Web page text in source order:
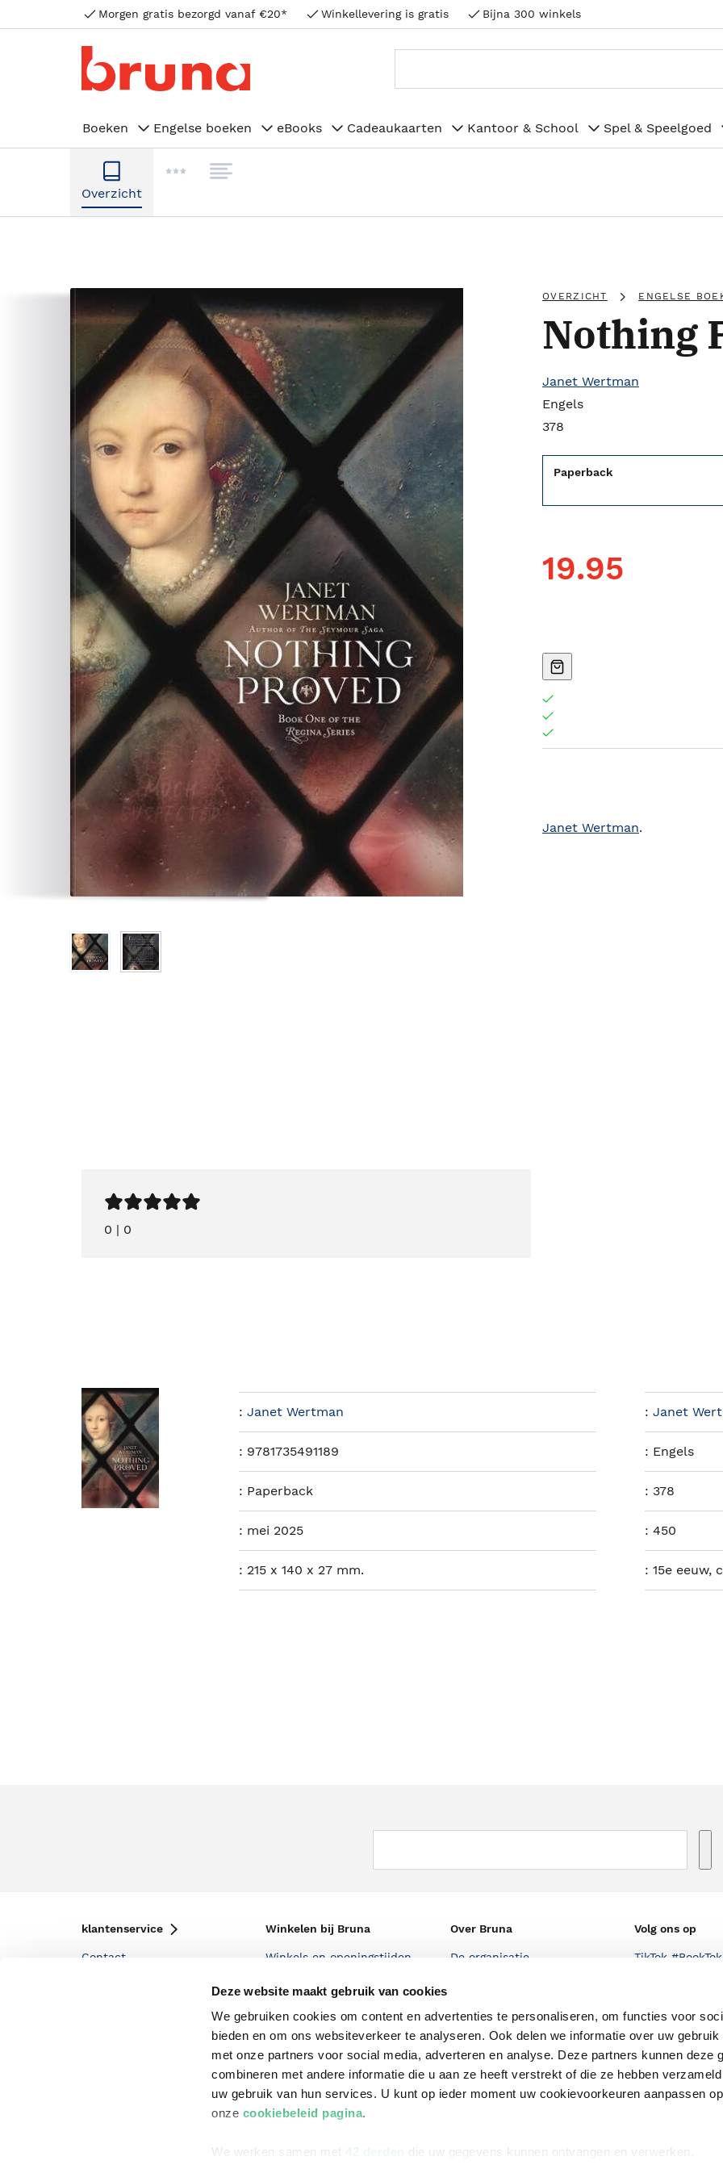
Deze website maakt gebruik van cookies
We gebruiken cookies om content en advertenties te personaliseren, om functies voor
bieden en om ons websiteverkeer te analyseren. Ook delen we informatie over uw
met onze partners voor social media, adverteren en analyse. Deze partners kunnen deze
combineren met andere informatie die u aan ze heeft verstrekt of die ze hebben
uw gebruik van hun services. U kunt op ieder moment uw cookievoorkeuren aanpassen op
onze cookiebeleid pagina.
We werken samen met 42 derden die uw gegevens kunnen ontvangen en verwerken.
Morgen gratis bezorgd vanaf €20* Winkellevering is gratis Bijna 300 winkels
Boeken Engelse boeken eBooks Cadeaukaarten Kantoor & School Spel & Speelgoed
Overzicht
OVERZICHT ENGELSE
Nothing
Janet Wertman
Engels
378
Paperback
19.95
Janet Wertman.
0 | 0
: Janet Wertman :Janet
: 9781735491189 : Engels
: Paperback :378
: mei 2025 :450
: 215 x 140 x 27 mm. :15e eeuw,
klantenservice
Contact
Annuleren & Retourneren
Zakelijk boeken bestellen
Winkelen bij Bruna
Winkels en openingstijden
Assortiment in de winkel
Cadeaukaarten
Cadeauboxen
Staatsloterij
ING Servicepunten
Over Bruna
De organisatie
Ondernemer worden
De voordelen van Bruna
Responsible Disclosure
Statement
Volg ons op
TikTok #BookTok
Instagram